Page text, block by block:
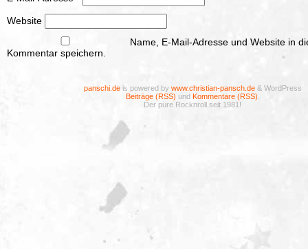
Website
Name, E-Mail-Adresse und Website in
Kommentar speichern.
panschi.deis powered by www.christian-pansch.de& WordPress
Beiträge (RSS) und Kommentare (RSS)
Der pure Rocknroll seit 1981!